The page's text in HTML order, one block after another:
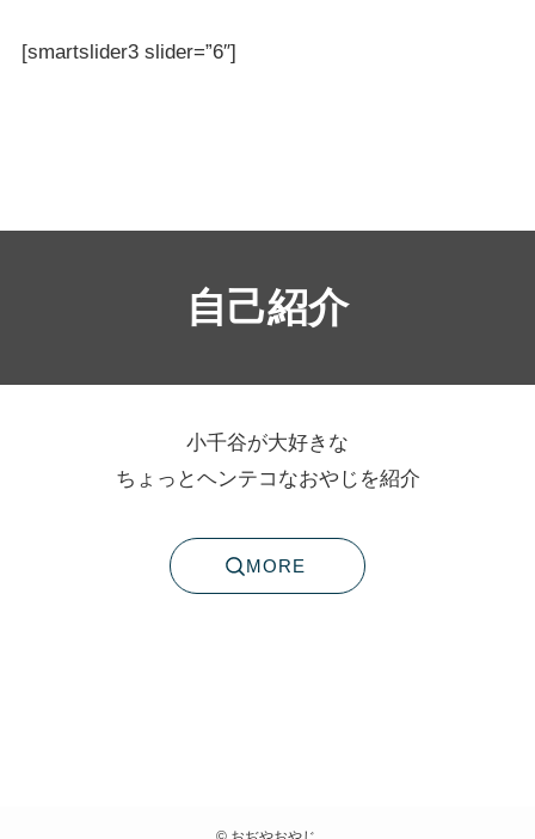
[smartslider3 slider=”6″]
自己紹介
小千谷が大好きな
ちょっとヘンテコなおやじを紹介
MORE